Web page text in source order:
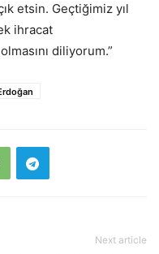
etsin. Geçtiğimiz yıl
ihracat
diliyorum.”
Next article